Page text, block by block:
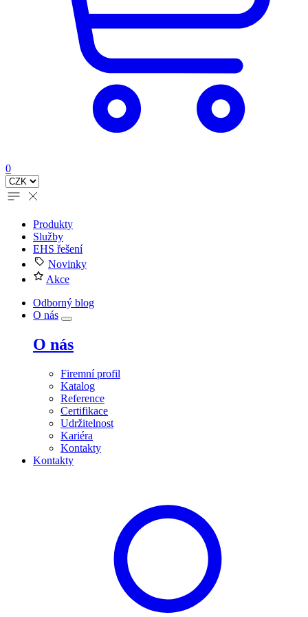
0
Produkty
Služby
EHS řešení
Novinky
Akce
Odborný blog
O nás
O nás
Firemní profil
Katalog
Reference
Certifikace
Udržitelnost
Kariéra
Kontakty
Kontakty